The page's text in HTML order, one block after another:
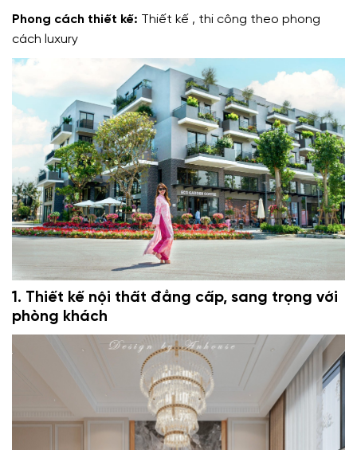
Phong cách thiết kế: Thiết kế , thi công theo phong
cách luxury
1. Thiết kế nội thất đẳng cấp, sang trọng với
phòng khách